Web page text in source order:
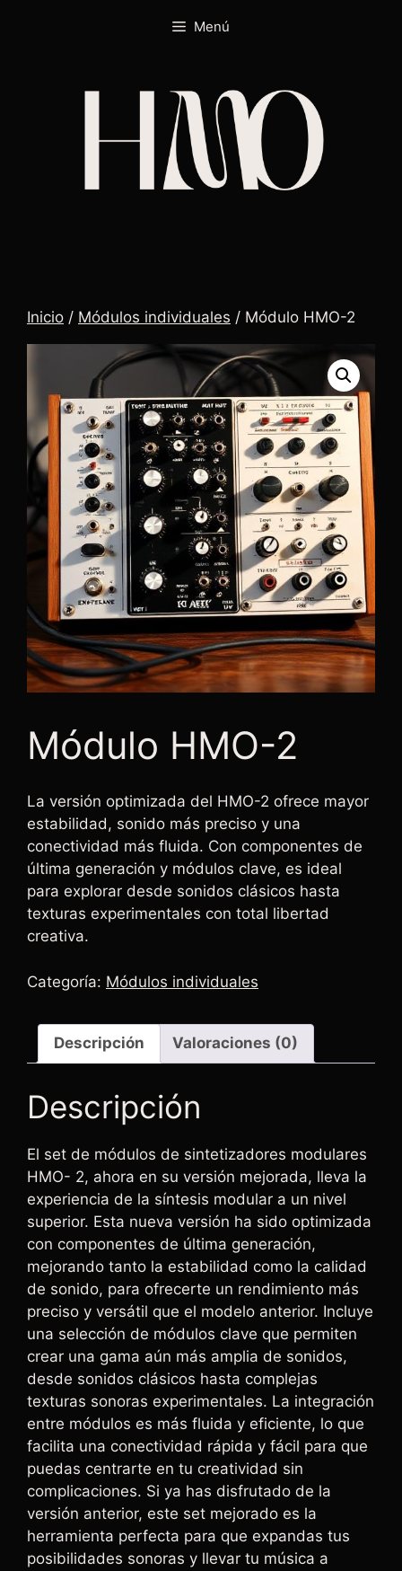
Menú
Inicio / Módulos individuales / Módulo HMO-2
Módulo HMO-2
La versión optimizada del HMO-2 ofrece mayor
estabilidad, sonido más preciso y una
conectividad más fluida. Con componentes de
última generación y módulos clave, es ideal
para explorar desde sonidos clásicos hasta
texturas experimentales con total libertad
creativa.
Categoría: Módulos individuales
Descripción Valoraciones (0)
Descripción
El set de módulos de sintetizadores modulares
HMO- 2, ahora en su versión mejorada, lleva la
experiencia de la síntesis modular a un nivel
superior. Esta nueva versión ha sido optimizada
con componentes de última generación,
mejorando tanto la estabilidad como la calidad
de sonido, para ofrecerte un rendimiento más
preciso y versátil que el modelo anterior. Incluye
una selección de módulos clave que permiten
crear una gama aún más amplia de sonidos,
desde sonidos clásicos hasta complejas
texturas sonoras experimentales. La integración
entre módulos es más fluida y eficiente, lo que
facilita una conectividad rápida y fácil para que
puedas centrarte en tu creatividad sin
complicaciones. Si ya has disfrutado de la
versión anterior, este set mejorado es la
herramienta perfecta para que expandas tus
posibilidades sonoras y llevar tu música a